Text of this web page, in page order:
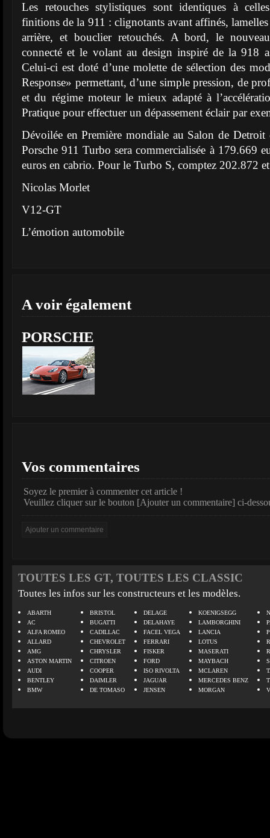
Les retouches stylistiques sont identiques à
finitions de la 911 : clignotants avant affinés,
arrière, et bouclier retouchés. A bord, le
connecté et le volant au design inspiré de la 918
Celui-ci est doté d’une molette de sélection des
Response» permettant, d’une simple pression, de
et du régime moteur le mieux adapté à
Pratique pour effectuer un dépassement éclair par
Dévoilée en Première mondiale au Salon de
Porsche 911 Turbo sera commercialisée à 179.669
euros en cabrio. Pour le Turbo S, comptez 202.872
Nicolas Morlet
V12-GT
L’émotion automobile
A voir également
PORSCHE
Vos commentaires
Soyez le premier à commenter cet article !
Veuillez cliquer sur le bouton [Ajouter un commentaire] ci-
TOUTES LES GT, TOUTES LES CLASSIC
Toutes les infos sur les constructeurs et les modèles.
ABARTH
AC
ALFA ROMEO
ALLARD
AMG
ASTON MARTIN
AUDI
BENTLEY
BMW
BRISTOL
BUGATTI
CADILLAC
CHEVROLET
CHRYSLER
CITROEN
COOPER
DAIMLER
DE TOMASO
DELAGE
DELAHAYE
FACEL VEGA
FERRARI
FISKER
FORD
ISO RIVOLTA
JAGUAR
JENSEN
KOENIGSEGG
LAMBORGHINI
LANCIA
LOTUS
MASERATI
MAYBACH
MCLAREN
MERCEDES BENZ
MORGAN